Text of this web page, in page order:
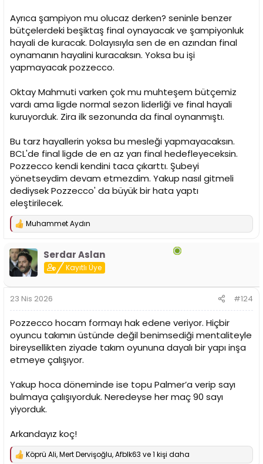
Ayrıca şampiyon mu olucaz derken? seninle benzer
bütçelerdeki beşiktaş final oynayacak ve şampiyonluk
hayali de kuracak. Dolayısıyla sen de en azından final
oynamanın hayalini kuracaksın. Yoksa bu işi
yapmayacak pozzecco.
Oktay Mahmuti varken çok mu muhteşem bütçemiz
vardı ama ligde normal sezon liderliği ve final hayali
kuruyorduk. Zira ilk sezonunda da final oynanmıştı.
Bu tarz hayallerin yoksa bu mesleği yapmayacaksın.
BCL'de final ligde de en az yarı final hedefleyeceksin.
Pozzecco kendi kendini taca çıkarttı. Şubeyi
yönetseydim devam etmezdim. Yakup nasıl gitmeli
dediysek Pozzecco' da büyük bir hata yaptı
eleştirilecek.
T
k
i
:
Muhammet Aydın
Serdar Aslan
Kayıtlı Üye
23 Nis 2026 #124
Pozzecco hocam formayı hak edene veriyor. Hiçbir
oyuncu takımın üstünde değil benimsediği mentaliteyle
bireysellikten ziyade takım oyununa dayalı bir yapı inşa
etmeye çalışıyor.
Yakup hoca döneminde ise topu Palmer’a verip sayı
bulmaya çalışıyorduk. Neredeyse her maç 90 sayı
yiyorduk.
Arkandayız koç!
T
Köprü Ali,Mert Dervişoğlu,Afblk63 ve 1 kişi daha